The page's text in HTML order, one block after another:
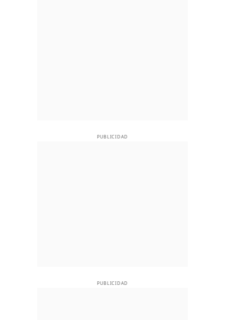
PUBLICIDAD
PUBLICIDAD